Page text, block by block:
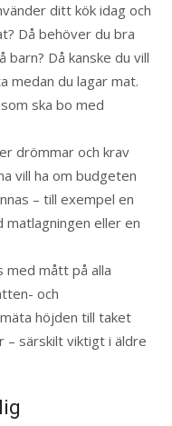
ditt kök idag och
Då behöver du bra
Då kanske du vill
medan du lagar mat.
ska bo med
drömmar och krav
vill ha om budgeten
– till exempel en
matlagningen eller en
med mått på alla
och
höjden till taket
– särskilt viktigt i äldre